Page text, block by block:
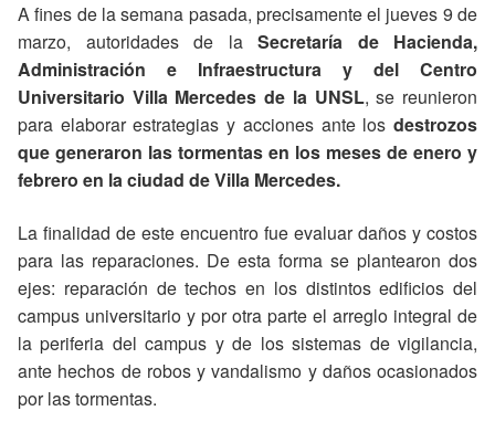
A fines de la semana pasada, precisamente el jueves 9 de
marzo, autoridades de la Secretaría de Hacienda,
Administración e Infraestructura y del Centro
Universitario Villa Mercedes de la UNSL, se reunieron
para elaborar estrategias y acciones ante los destrozos
que generaron las tormentas en los meses de enero y
febrero en la ciudad de Villa Mercedes.
La finalidad de este encuentro fue evaluar daños y costos
para las reparaciones. De esta forma se plantearon dos
ejes: reparación de techos en los distintos edificios del
campus universitario y por otra parte el arreglo integral de
la periferia del campus y de los sistemas de vigilancia,
ante hechos de robos y vandalismo y daños ocasionados
por las tormentas.